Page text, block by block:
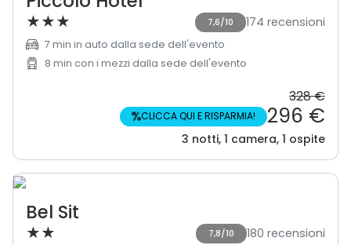
★★★ 7,6/10 174 recensioni
7 min in auto dalla sede dell'evento
8 min con i mezzi dalla sede dell'evento
328 €
%CLICCA QUI E RISPARMIA! 296 €
3 notti, 1 camera, 1 ospite
Bel Sit
★★ 7,8/10 180 recensioni